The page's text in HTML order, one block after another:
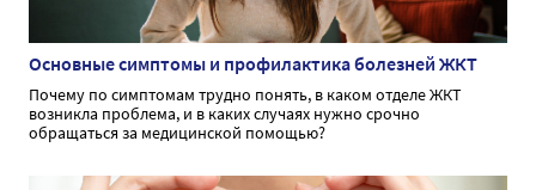
Основные симптомы и профилактика болезней ЖКТ
Почему по симптомам трудно понять, в каком отделе ЖКТ
возникла проблема, и в каких случаях нужно срочно
обращаться за медицинской помощью?